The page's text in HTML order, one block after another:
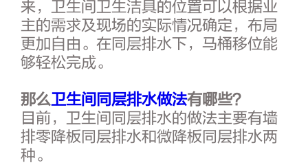
来，卫生间卫生洁具的位置可以根据业
主的需求及现场的实际情况确定，布局
更加自由。在同层排水下，马桶移位能
够轻松完成。
那么卫生间同层排水做法有哪些？
目前，卫生间同层排水的做法主要有墙
排零降板同层排水和微降板同层排水两
种。